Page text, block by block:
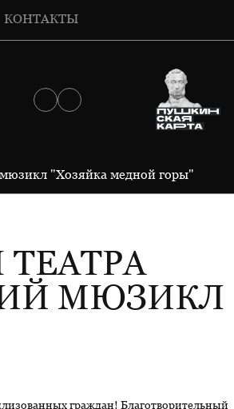
КОНТАКТЫ
"Хозяйка медной горы"
МЮЗИКЛ
граждан! Благотворительный